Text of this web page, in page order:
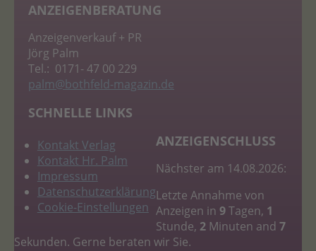
ANZEIGENBERATUNG
Anzeigenverkauf + PR
Jörg Palm
Tel.: 0171- 47 00 229
palm@bothfeld-magazin.de
SCHNELLE LINKS
Kontakt Verlag
Kontakt Hr. Palm
Impressum
Datenschutzerklärung
Cookie-Einstellungen
ANZEIGENSCHLUSS
Nächster am 14.08.2026:
Letzte Annahme von
Anzeigen in 9Tagen, 1
Stunde, 2Minuten and 7
Sekunden. Gerne beraten wir Sie.